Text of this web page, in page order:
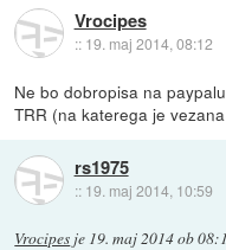
Vrocipes
:: 19. maj 2014, 08:12
Ne bo dobropisa na
TRR (na katerega je
rs1975
:: 19. maj 2014, 10:59
Vrocipes je 19. maj 2014 ob